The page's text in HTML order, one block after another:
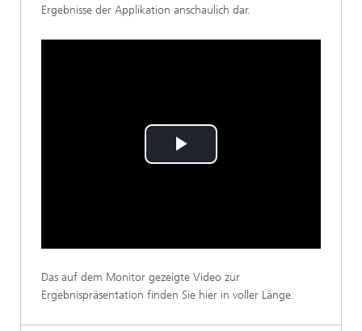
Ergebnisse der Applikation anschaulich dar.
Play
Das auf dem Monitor gezeigte Video zur
Ergebnispräsentation finden Sie hier in voller Länge.